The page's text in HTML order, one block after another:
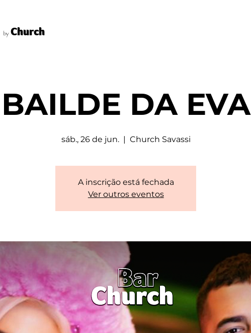
byChurch
BAILDE DA EVA
sáb., 26 de jun.
  |
Church Savassi
A inscrição está fechada
Ver outros eventos